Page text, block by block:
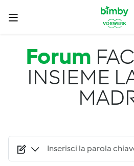
Salta al contenuto principale
Forum
INSIEME